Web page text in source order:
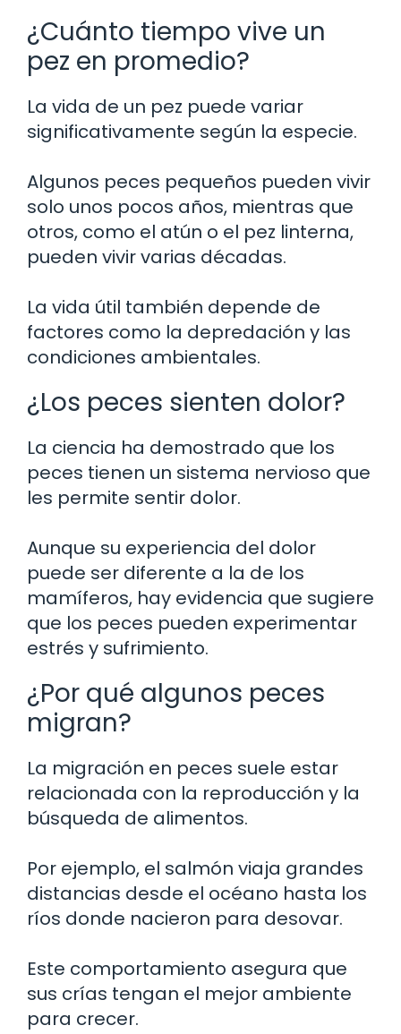
¿Cuánto tiempo vive un
pez en promedio?
La vida de un pez puede variar
significativamente según la especie.
Algunos peces pequeños pueden vivir
solo unos pocos años, mientras que
otros, como el atún o el pez linterna,
pueden vivir varias décadas.
La vida útil también depende de
factores como la depredación y las
condiciones ambientales.
¿Los peces sienten dolor?
La ciencia ha demostrado que los
peces tienen un sistema nervioso que
les permite sentir dolor.
Aunque su experiencia del dolor
puede ser diferente a la de los
mamíferos, hay evidencia que sugiere
que los peces pueden experimentar
estrés y sufrimiento.
¿Por qué algunos peces
migran?
La migración en peces suele estar
relacionada con la reproducción y la
búsqueda de alimentos.
Por ejemplo, el salmón viaja grandes
distancias desde el océano hasta los
ríos donde nacieron para desovar.
Este comportamiento asegura que
sus crías tengan el mejor ambiente
para crecer.